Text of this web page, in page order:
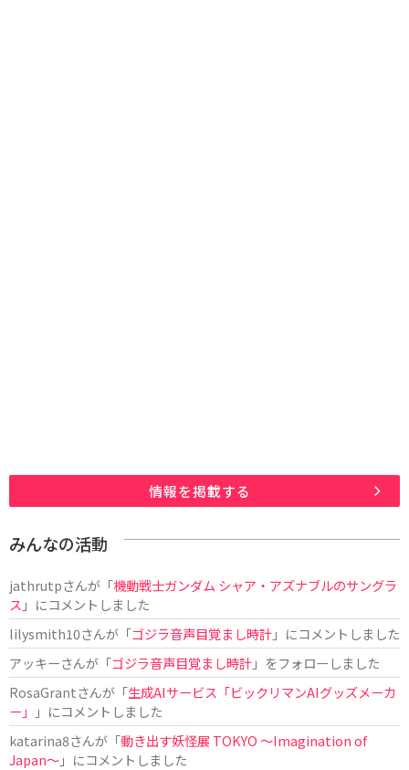
情報を掲載する
みんなの活動
jathrutpさんが「機動戦士ガンダム シャア・アズナブルのサングラ
ス 」にコメントしました
lilysmith10さんが「ゴジラ音声目覚まし時計」にコメントしました
アッキーさんが「ゴジラ音声目覚まし時計」をフォローしました
RosaGrantさんが「生成AIサービス「ビックリマンAIグッズメーカ
ー」
」にコメントしました
katarina8さんが「動き出す妖怪展 TOKYO 〜Imagination of
Japan〜」にコメントしました